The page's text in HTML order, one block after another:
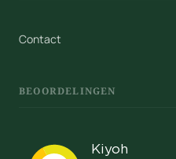
Contact
BEOORDELINGEN